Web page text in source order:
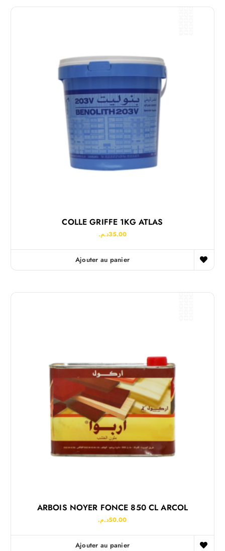
COLLE GRIFFE 1KG ATLAS
35.00د.م.
Ajouter au panier
ARBOIS NOYER FONCE 850 CL ARCOL
50.00د.م.
Ajouter au panier